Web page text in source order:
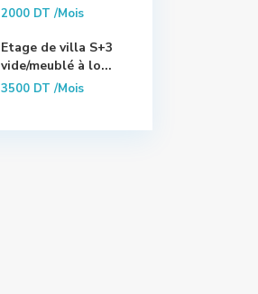
2000 DT/Mois
Etage de villa S+3
vide/meublé à lo...
3500 DT/Mois